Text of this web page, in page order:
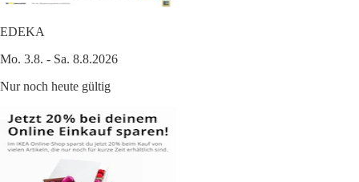
EDEKA
Mo. 3.8. - Sa. 8.8.2026
Nur noch heute gültig